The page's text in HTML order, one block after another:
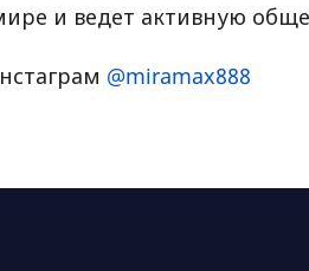
и ведет активную
@miramax888